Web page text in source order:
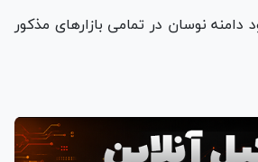
نوسان در تمامی بازار‌های مذکور